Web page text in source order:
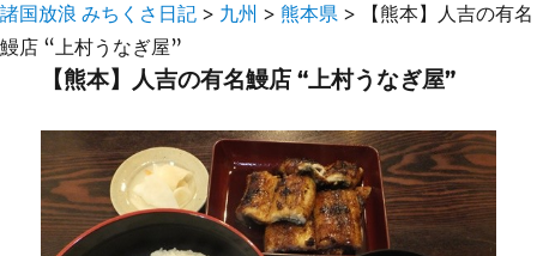
諸国放浪 みちくさ日記 > 九州 > 熊本県 >
【熊本】人吉の有名
鰻店 “上村うなぎ屋”
【熊本】人吉の有名鰻店 “上村うなぎ屋”